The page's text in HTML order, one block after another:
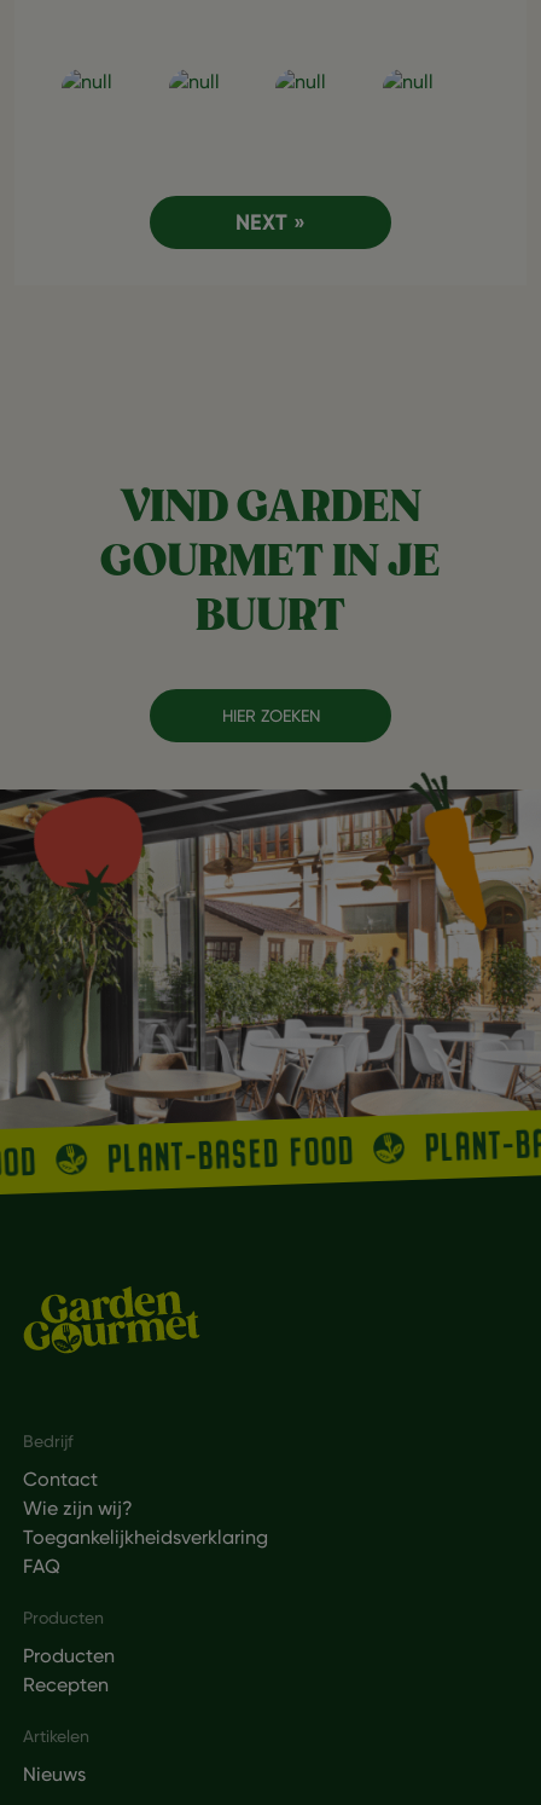
Open post Open post Open post Open post
NEXT »
VIND GARDEN
GOURMET IN JE
BUURT
HIER ZOEKEN
PLANT-BASED FOOD PLANT-
Footer
Bedrijf
Contact
Wie zijn wij?
Toegankelijkheidsverklaring
FAQ
Producten
Producten
Recepten
Artikelen
Nieuws